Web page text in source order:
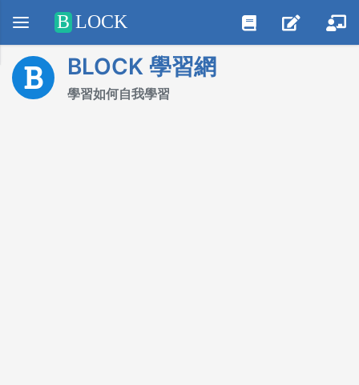
Positive SSL
B LOCK
BLOCK 學習網
學習如何自我學習